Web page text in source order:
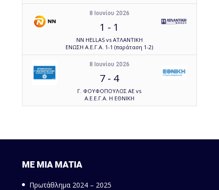
8 Ιουνίου 2026
1 - 1
NN HELLAS vs ΑΤΛΑΝΤΙΚΗ
ΕΝΩΣΗ Α.Ε.Γ.Α. 1-1 (παράταση 1-2)
8 Ιουνίου 2026
7 - 4
Γ. ΦΟΥΦΟΠΟΥΛΟΣ ΑΕ vs
Α.Ε.Ε.Γ.Α. Η ΕΘΝΙΚΗ
ΜΕ ΜΙΑ ΜΑΤΙΑ
Πρωτάθλημα 2024 – 2025